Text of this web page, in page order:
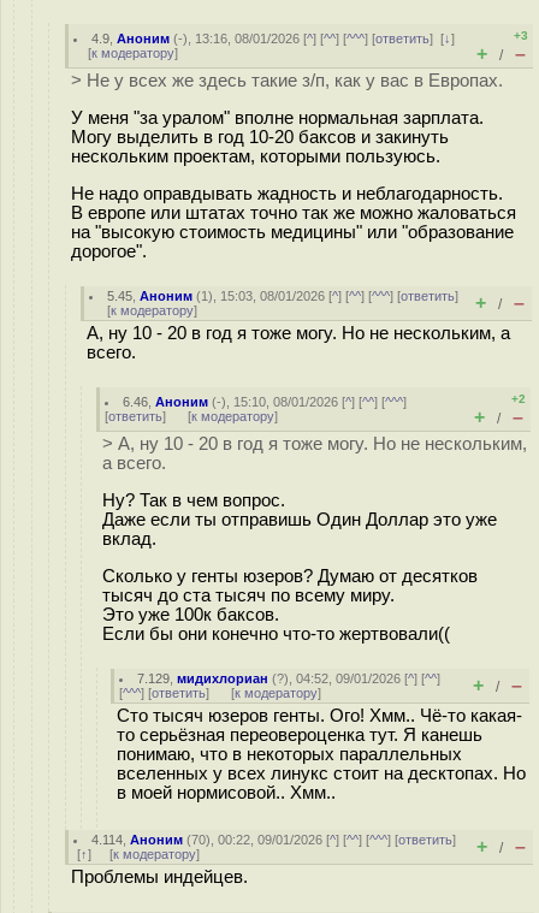
4.9 ,Аноним (-), 13:16, 08/01/2026 [^] [^^] [^^^] [ответить][↓]
[к модератору]
+3
+ / –
> Не у всех же здесь такие з/п, как у вас в Европах.
У меня "за уралом" вполне нормальная зарплата.
Могу выделить в год 10-20 баксов и закинуть
нескольким проектам, которыми пользуюсь.
Не надо оправдывать жадность и неблагодарность.
В европе или штатах точно так же можно жаловаться
на "высокую стоимость медицины" или "образование
дорогое".
5.45 ,Аноним (1), 15:03, 08/01/2026 [^] [^^] [^^^] [ответить]
[к модератору] + / –
А, ну 10 - 20 в год я тоже могу. Но не нескольким, а
всего.
6.46 ,Аноним (-), 15:10, 08/01/2026 [^] [^^] [^^^]
[ответить] [к модератору]
+2
+ / –
> А, ну 10 - 20 в год я тоже могу. Но не нескольким,
а всего.
Ну? Так в чем вопрос.
Даже если ты отправишь Один Доллар это уже
вклад.
Сколько у генты юзеров? Думаю от десятков
тысяч до ста тысяч по всему миру.
Это уже 100к баксов.
Если бы они конечно что-то жертвовали((
7.129 ,мидихлориан (?), 04:52, 09/01/2026 [^] [^^]
[^^^] [ответить] [к модератору] + / –
Сто тысяч юзеров генты. Ого! Хмм.. Чё-то какая-
то серьёзная переовероценка тут. Я канешь
понимаю, что в некоторых параллельных
вселенных у всех линукс стоит на десктопах. Но
в моей нормисовой.. Хмм..
4.114 ,Аноним (70), 00:22, 09/01/2026 [^] [^^] [^^^] [ответить]
[↑] [к модератору] + / –
Проблемы индейцев.